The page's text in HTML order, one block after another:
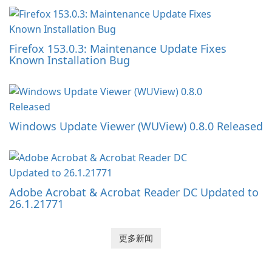
Firefox 153.0.3: Maintenance Update Fixes
Known Installation Bug
Windows Update Viewer (WUView) 0.8.0 Released
Adobe Acrobat & Acrobat Reader DC Updated to
26.1.21771
更多新闻